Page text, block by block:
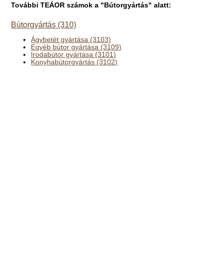
További TEÁOR számok a "Bútorgyártás" alatt:
Bútorgyártás (310)
Ágybetét gyártása (3103)
Egyéb bútor gyártása (3109)
Irodabútor gyártása (3101)
Konyhabútorgyártás (3102)